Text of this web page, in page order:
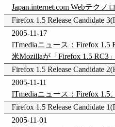
Japan.internet.com Webテク
Firefox 1.5 Release Candidate
2005-11-17
ITmediaニュース：Firefox 1.5
米Mozillaが「Firefox 1.5 RC3
Firefox 1.5 Release Candidate
2005-11-11
ITmediaニュース：Firefox
Firefox 1.5 Release Candidate
2005-11-01